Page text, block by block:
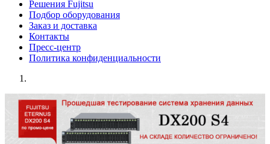
Решения Fujitsu
Подбор оборудования
Заказ и доставка
Контакты
Пресс-центр
Политика конфиденциальности